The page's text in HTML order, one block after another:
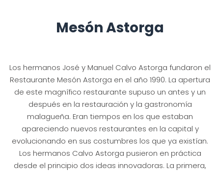
Mesón Astorga
Los hermanos José y Manuel Calvo Astorga fundaron el
Restaurante Mesón Astorga en el año 1990. La apertura
de este magnífico restaurante supuso un antes y un
después en la restauración y la gastronomía
malagueña. Eran tiempos en los que estaban
apareciendo nuevos restaurantes en la capital y
evolucionando en sus costumbres los que ya existían.
Los hermanos Calvo Astorga pusieron en práctica
desde el principio dos ideas innovadoras. La primera,